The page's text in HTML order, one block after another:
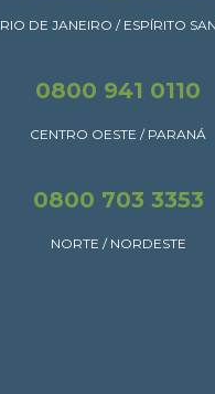
RIO DE JANEIRO / ESPÍRITO
0800 941 0110
CENTRO OESTE / PARANÁ
0800 703 3353
NORTE / NORDESTE